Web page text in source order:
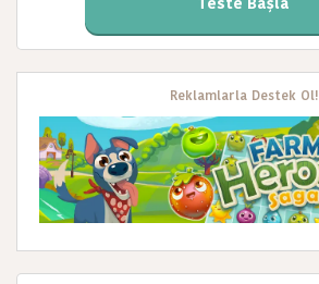
Reklamlarla Destek Ol!